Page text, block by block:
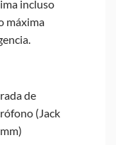
incluso
máxima
de
(Jack